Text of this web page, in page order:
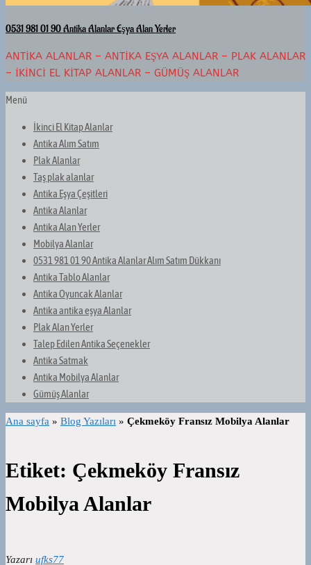
0531 981 01 90 Antika Alanlar Eşya Alan Yerler
ANTIKA ALANLAR – ANTIKA EŞYA ALANLAR – PLAK ALANLAR
– İKINCI EL KITAP ALANLAR – GÜMÜŞ ALANLAR
Menü
İkinci El Kitap Alanlar
Antika Alım Satım
Plak Alanlar
Taş plak alanlar
Antika Eşya Çeşitleri
Antika Alanlar
Antika Alan Yerler
Mobilya Alanlar
0531 981 01 90 Antika Alanlar Alım Satım Dükkanı
Antika Tablo Alanlar
Antika Oyuncak Alanlar
Antika antika eşya Alanlar
Plak Alan Yerler
Talep Edilen Antika Seçenekler
Antika Satmak
Antika Mobilya Alanlar
Gümüş Alanlar
Ana sayfa » Blog Yazıları » Çekmeköy Fransız Mobilya Alanlar
Etiket: Çekmeköy Fransız
Mobilya Alanlar
Yazarı ufks77